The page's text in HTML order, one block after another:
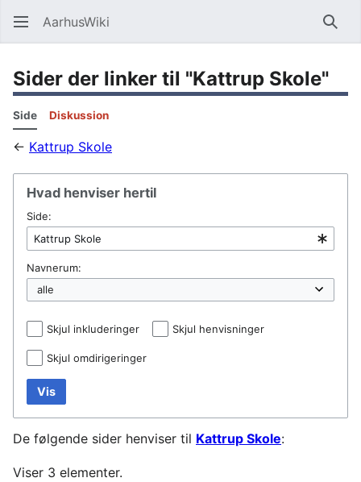
AarhusWiki Søg
Sider der linker til "Kattrup Skole"
Side Diskussion
← Kattrup Skole
Hvad henviser hertil
Side:
Navnerum:
Skjul inkluderinger Skjul henvisninger
Skjul omdirigeringer
Vis
De følgende sider henviser til Kattrup Skole:
Viser 3 elementer.